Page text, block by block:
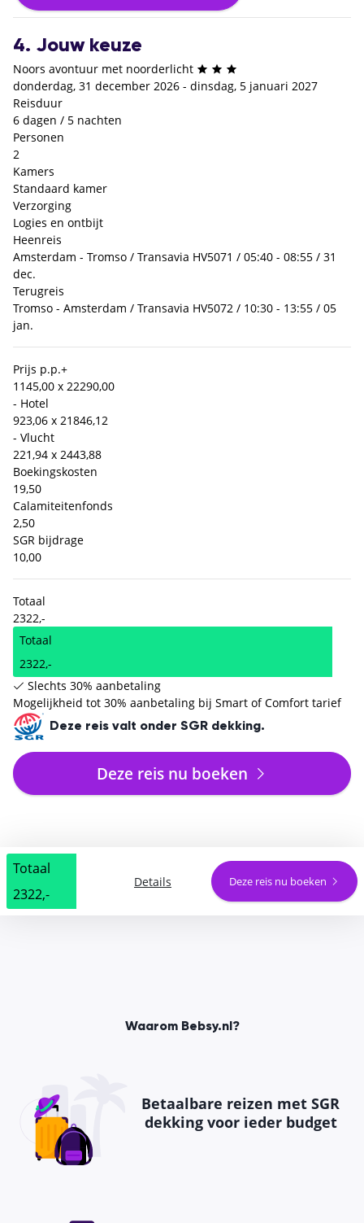
4. Jouw keuze
Noors avontuur met noorderlicht
donderdag, 31 december 2026 - dinsdag, 5 januari 2027
Reisduur
6 dagen / 5 nachten
Personen
2
Kamers
Standaard kamer
Verzorging
Logies en ontbijt
Heenreis
Amsterdam - Tromso / Transavia HV5071 / 05:40 - 08:55 / 31
dec.
Terugreis
Tromso - Amsterdam / Transavia HV5072 / 10:30 - 13:55 / 05
jan.
Prijs p.p.+
1145,00 x 22290,00
- Hotel
923,06 x 21846,12
- Vlucht
221,94 x 2443,88
Boekingskosten
19,50
Calamiteitenfonds
2,50
SGR bijdrage
10,00
Totaal
2322,-
Totaal
2322,-
Slechts 30% aanbetaling
Mogelijkheid tot 30% aanbetaling bij Smart of Comfort tarief
Deze reis valt onder SGR dekking.
Deze reis nu boeken
Totaal
2322,-
Details Deze reis nu boeken
Waarom Bebsy.nl?
Betaalbare reizen met SGR
dekking voor ieder budget